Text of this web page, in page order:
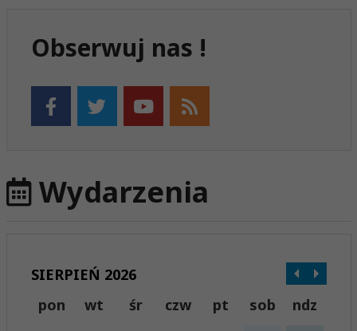
Obserwuj nas !
Wydarzenia
SIERPIEŃ 2026
pon
wt śr czw pt sob ndz